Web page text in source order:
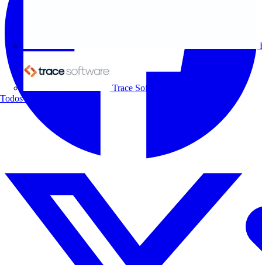
Trace Software
Todos los socios